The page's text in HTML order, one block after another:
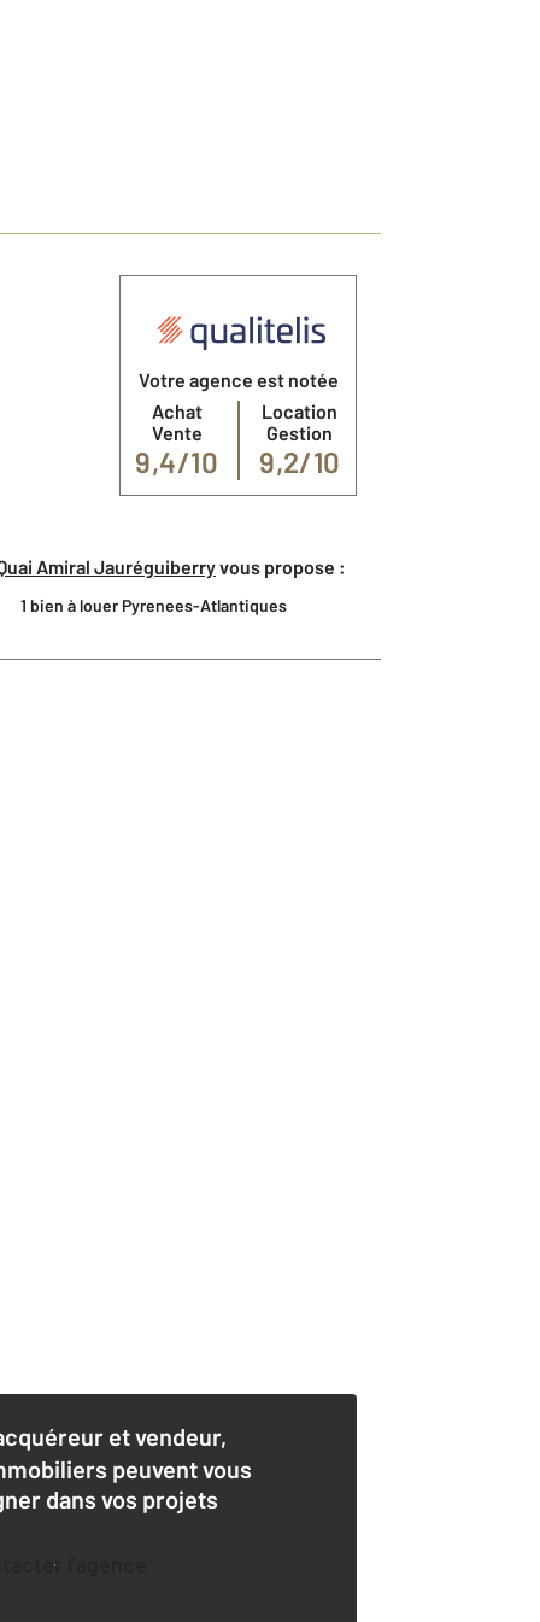
Votre agence est notée
Achat
Vente
9,4/10
Location
Gestion
9,2/10
Amiral Jauréguiberryvous propose :
1 bien à louer Pyrenees-Atlantiques
et vendeur,
peuvent vous
dans vos projets
l'agence